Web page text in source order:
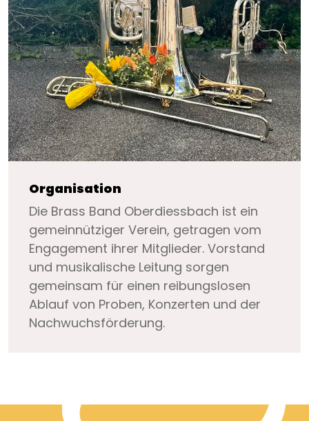
Organisation
Die Brass Band Oberdiessbach ist ein
gemeinnütziger Verein, getragen vom
Engagement ihrer Mitglieder. Vorstand
und musikalische Leitung sorgen
gemeinsam für einen reibungslosen
Ablauf von Proben, Konzerten und der
Nachwuchsförderung.